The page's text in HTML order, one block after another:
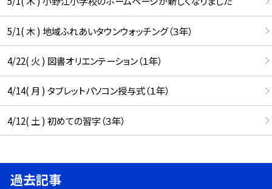
5/1( 木 ) 地域ふれあいタウンウォッチング（３年）
4/22( 火 ) 図書オリエンテーション（１年）
4/14( 月 ) タブレットパソコン授与式（１年）
4/12( 土 ) 初めての習字（３年）
過去記事